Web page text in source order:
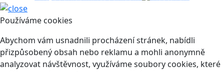
Používáme cookies
Abychom vám usnadnili procházení stránek, nabídli
přizpůsobený obsah nebo reklamu a mohli anonymně
analyzovat návštěvnost, využíváme soubory cookies, které